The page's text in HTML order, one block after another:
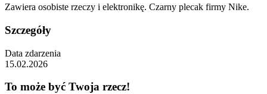
Zawiera osobiste rzeczy i elektronikę. Czarny plecak firmy Nike.
Szczegóły
Data zdarzenia
15.02.2026
To może być Twoja rzecz!